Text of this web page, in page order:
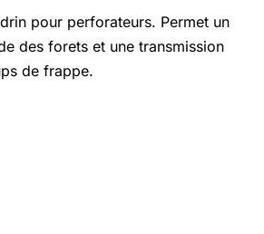
pour perforateurs. Permet un
des forets et une transmission
de frappe.